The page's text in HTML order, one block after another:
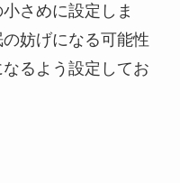
さめに設定しま
妨げになる可能性
るよう設定してお